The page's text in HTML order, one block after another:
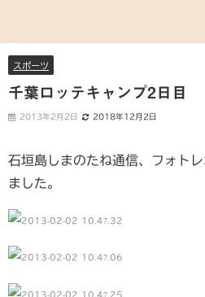
スポーツ
千葉ロッテキャンプ2日目
2013年2月2日 2018年12月2日
石垣島しまのたね通信、フォト
ました。